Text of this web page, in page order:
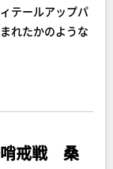
テールアップパ
れたかのような
哨戒戦 桑